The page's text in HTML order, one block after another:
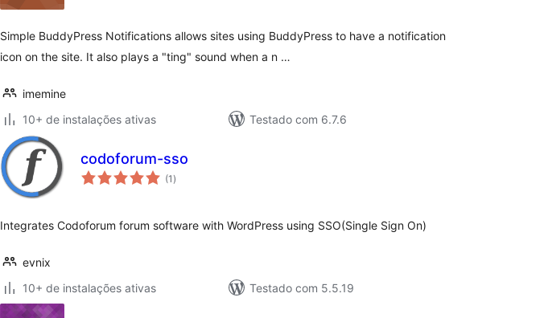
Simple BuddyPress Notifications allows sites using BuddyPress to have a notification
icon on the site. It also plays a "ting" sound when a n …
imemine
10+ de instalações ativas
Testado com 6.7.6
codoforum-sso
(1 total
de
)
Integrates Codoforum forum software with WordPress using SSO(Single Sign On)
evnix
10+ de instalações ativas
Testado com 5.5.19